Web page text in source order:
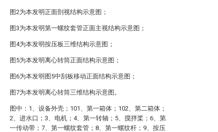
图2为本发明正面剖视结构示意图；
图3为本发明第一螺纹套管正面主视结构示意图；
图4为本发明按压板三维结构示意图；
图5为本发明离心转筒正面结构示意图；
图6为本发明图5中刮板移动正面结构示意图；
图7为本发明离心转筒三维结构示意图。
图中：1、设备外壳；101、第一箱体；102、第二箱体；
2、进水口；3、电机；4、第一转轴；5、搅拌桨；6、第
一传动带；7、第一螺纹套管；8、第一螺纹杆；9、按压